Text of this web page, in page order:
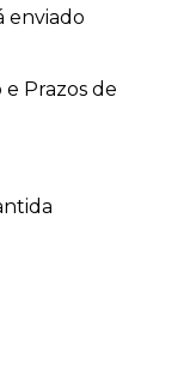
enviado
e Prazos de